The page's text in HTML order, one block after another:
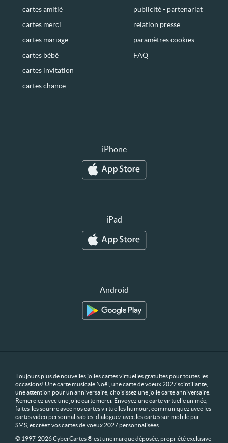
cartes amitié
cartes merci
cartes mariage
cartes bébé
cartes invitation
cartes chance
publicité - partenariat
relation presse
paramètres cookies
FAQ
iPhone
iPad
Android
Toujours plus de nouvelles jolies cartes virtuelles gratuites pour toutes les
occasions! Une carte musicale Noël, une carte de voeux 2027 scintillante,
une attention pour un anniversaire, choisissez une jolie carte anniversaire.
Remerciez avec une jolie carte merci. Envoyez une carte virtuelle animée,
faites-les sourire avec nos cartes virtuelles humour, communiquez avec les
cartes video personnalisables, dialoguez avec les cartes sur mobile par
SMS, et créez vos cartes de voeux 2027 personnalisées.
© 1997-2026 CyberCartes ® est une marque déposée, propriété exclusive